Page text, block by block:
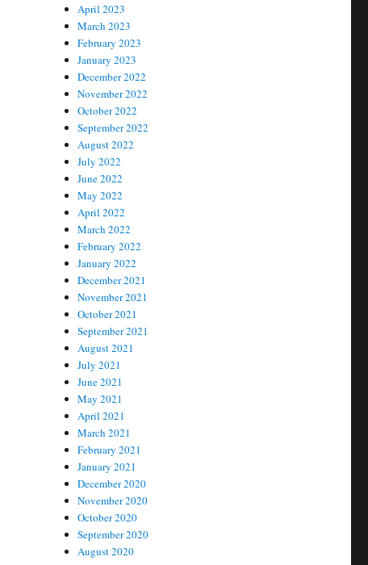
April 2023
March 2023
February 2023
January 2023
December 2022
November 2022
October 2022
September 2022
August 2022
July 2022
June 2022
May 2022
April 2022
March 2022
February 2022
January 2022
December 2021
November 2021
October 2021
September 2021
August 2021
July 2021
June 2021
May 2021
April 2021
March 2021
February 2021
January 2021
December 2020
November 2020
October 2020
September 2020
August 2020